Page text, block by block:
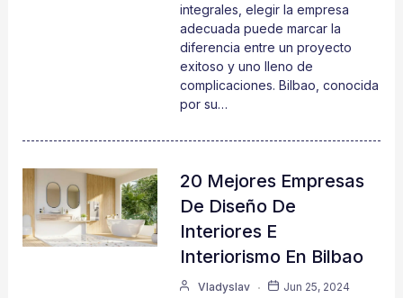
integrales, elegir la empresa
adecuada puede marcar la
diferencia entre un proyecto
exitoso y uno lleno de
complicaciones. Bilbao, conocida
por su…
20 Mejores Empresas
De Diseño De
Interiores E
Interiorismo En Bilbao
Vladyslav
Jun 25, 2024